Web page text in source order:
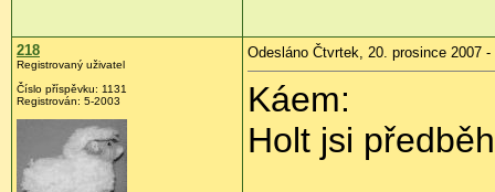
218
Registrovaný uživatel
Číslo příspěvku: 1131
Registrován: 5-2003
Odesláno Čtvrtek, 20. prosince 2007 -
Káem:
Holt jsi